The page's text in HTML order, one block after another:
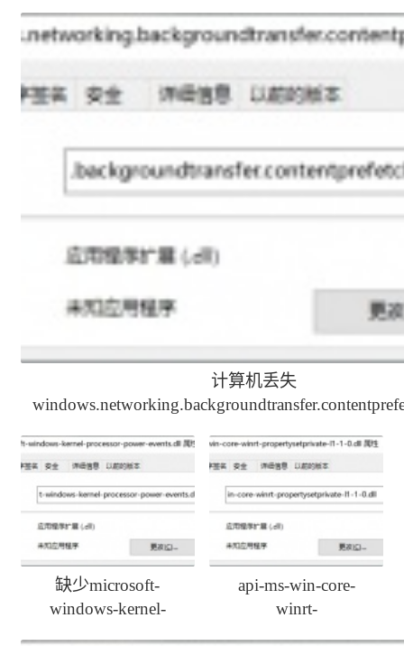
计算机丢失
缺少microsoft-
windows-kernel-
api-ms-win-core-
winrt-